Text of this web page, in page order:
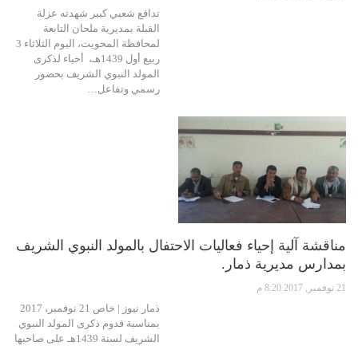
تدافع شعبي كبير شهدته عزلة
القبلة بمديرية ملحان التابعة
لمحافظة المحويت، اليوم الثلاثاء 3
ربيع أول 1439هـ، أحياء لذكرى
المولد النبوي الشريف بحضور
رسمي وتفاعل…
مناقشة آلية إحياء فعاليات الاحتفال بالمولد النبوي الشريف
بمدارس مديرية ذمار.
21 نوفمبر, 2017 8:20 م
ذمار نيوز | خاص 21 نوفمبر، 2017
بمناسبة قدوم ذكرى المولد النبوي
الشريف لسنة 1439هـ على صاحبها